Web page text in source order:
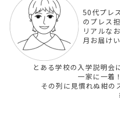
50代プレ
のプレス
リアルな
月お届け
とある学校の入学説明会
一家に一着
その列に見慣れぬ紺